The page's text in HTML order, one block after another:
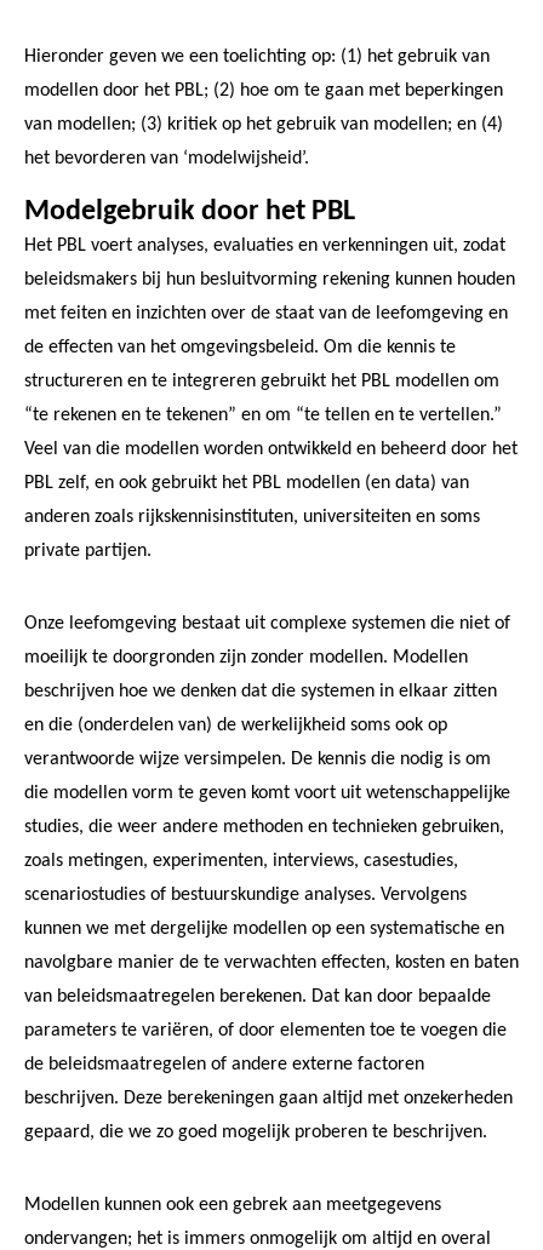
Hieronder geven we een toelichting op: (1) het gebruik van
modellen door het PBL; (2) hoe om te gaan met beperkingen
van modellen; (3) kritiek op het gebruik van modellen; en (4)
het bevorderen van ‘modelwijsheid’.
Modelgebruik door het PBL
Het PBL voert analyses, evaluaties en verkenningen uit, zodat
beleidsmakers bij hun besluitvorming rekening kunnen houden
met feiten en inzichten over de staat van de leefomgeving en
de effecten van het omgevingsbeleid. Om die kennis te
structureren en te integreren gebruikt het PBL modellen om
“te rekenen en te tekenen” en om “te tellen en te vertellen.”
Veel van die modellen worden ontwikkeld en beheerd door het
PBL zelf, en ook gebruikt het PBL modellen (en data) van
anderen zoals rijkskennisinstituten, universiteiten en soms
private partijen.
Onze leefomgeving bestaat uit complexe systemen die niet of
moeilijk te doorgronden zijn zonder modellen. Modellen
beschrijven hoe we denken dat die systemen in elkaar zitten
en die (onderdelen van) de werkelijkheid soms ook op
verantwoorde wijze versimpelen. De kennis die nodig is om
die modellen vorm te geven komt voort uit wetenschappelijke
studies, die weer andere methoden en technieken gebruiken,
zoals metingen, experimenten, interviews, casestudies,
scenariostudies of bestuurskundige analyses. Vervolgens
kunnen we met dergelijke modellen op een systematische en
navolgbare manier de te verwachten effecten, kosten en baten
van beleidsmaatregelen berekenen. Dat kan door bepaalde
parameters te variëren, of door elementen toe te voegen die
de beleidsmaatregelen of andere externe factoren
beschrijven. Deze berekeningen gaan altijd met onzekerheden
gepaard, die we zo goed mogelijk proberen te beschrijven.
Modellen kunnen ook een gebrek aan meetgegevens
ondervangen; het is immers onmogelijk om altijd en overal